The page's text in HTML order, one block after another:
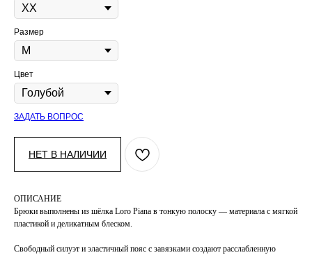
Размер
Цвет
ЗАДАТЬ ВОПРОС
НЕТ В НАЛИЧИИ
ОПИСАНИЕ
Брюки выполнены из шёлка Loro Piana в тонкую полоску — материала с мягкой
пластикой и деликатным блеском.
Свободный силуэт и эластичный пояс с завязками создают расслабленную